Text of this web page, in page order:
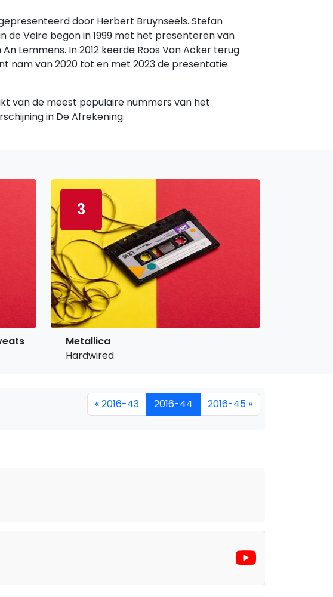
door Herbert Bruynseels. Stefan
de Veire begon in 1999 met het presenteren van
Lemmens. In 2012 keerde Roos Van Acker terug
nam van 2020 tot en met 2023 de presentatie
van de meest populaire nummers van het
in De Afrekening.
3
Metallica
Hardwired
« 2016-43 2016-44 2016-45 »